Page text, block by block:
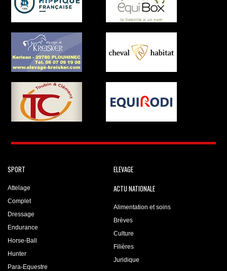
SPORT
Attelage
Complet
Dressage
Endurance
Horse-Ball
Hunter
Para-Equestre
ELEVAGE
ACTU NATIONALE
Alimentation et soins
Brèves
Culture
Filières
Juridique